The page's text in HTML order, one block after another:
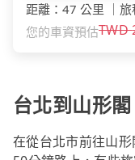
距離 ： 47 公里 旅
您的車資預估TWD
台北到山形
在從台北市前往山